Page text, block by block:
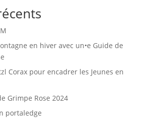
en hiver avec un•e Guide de
Corax pour encadrer les Jeunes en
Grimpe Rose 2024
portaledge